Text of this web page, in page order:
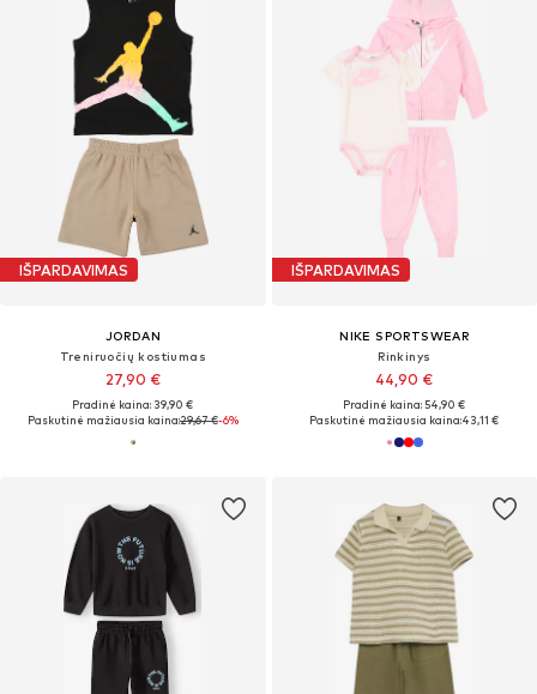
IŠPARDAVIMAS
JORDAN
Treniruočių kostiumas
27,90 €
Pradinė kaina: 39,90 €
Paskutinė mažiausia kaina:29,67 €-6%
IŠPARDAVIMAS
NIKE SPORTSWEAR
Rinkinys
44,90 €
Pradinė kaina: 54,90 €
Paskutinė mažiausia kaina:43,11 €